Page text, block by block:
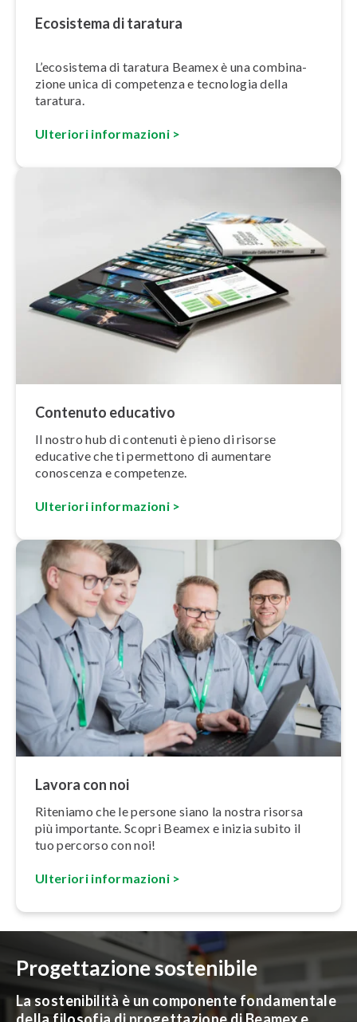
Ecosistema di taratura
L’ecosistema di taratura Beamex è una com­bi­na­
zio­ne unica di competenza e tecnologia della
taratura.
Ulteriori in­for­ma­zio­ni >
Contenuto educativo
Il nostro hub di contenuti è pieno di risorse
educative che ti permettono di aumentare
conoscenza e competenze.
Ulteriori in­for­ma­zio­ni >
Lavora con noi
Riteniamo che le persone siano la nostra risorsa
più importante. Scopri Beamex e inizia subito il
tuo percorso con noi!
Ulteriori in­for­ma­zio­ni >
Progettazione sostenibile
La sostenibilità è un componente fondamentale